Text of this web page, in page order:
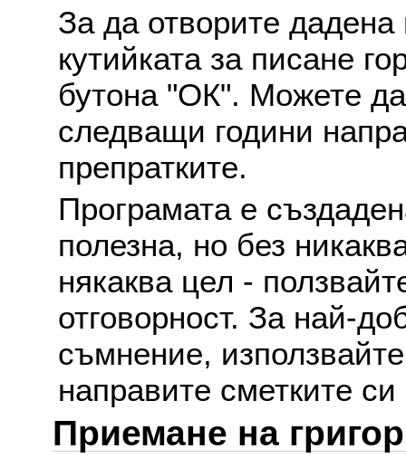
За да отворите
кутийката за писане
бутона "ОК". Можете
следващи години
препратките.
Програмата е
полезна, но без
някаква цел -
отговорност. За най-
съмнение,
направите сметките
Приемане на